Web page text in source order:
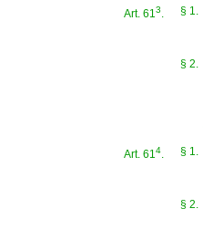
Art. 613. § 1.
§ 2.
Art. 614. § 1.
§ 2.